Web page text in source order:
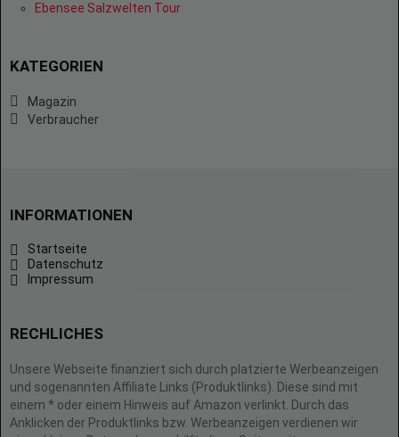
Ebensee Salzwelten Tour
KATEGORIEN
Magazin
Verbraucher
INFORMATIONEN
Startseite
Datenschutz
Impressum
RECHLICHES
Unsere Webseite finanziert sich durch platzierte Werbeanzeigen
und sogenannten Affiliate Links (Produktlinks). Diese sind mit
einem * oder einem Hinweis auf Amazon verlinkt. Durch das
Anklicken der Produktlinks bzw. Werbeanzeigen verdienen wir